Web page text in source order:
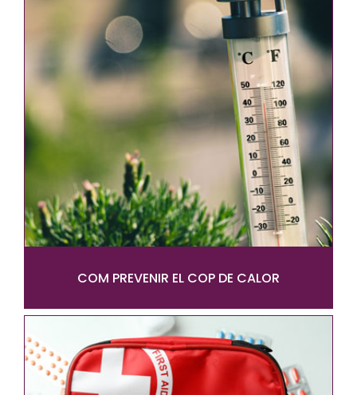
COM PREVENIR EL COP DE CALOR